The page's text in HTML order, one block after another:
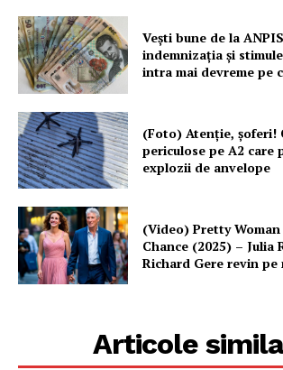
Vești bune de la
indemnizația și
intra mai devreme pe
(Foto) Atenție, șoferi!
periculose pe A2 care
explozii de anvelope
(Video) Pretty Woman
Chance (2025) – Julia
Richard Gere revin pe
Articole